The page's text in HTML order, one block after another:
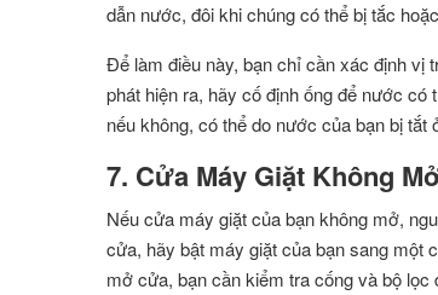
dẫn nước, đôi khi chúng có thể bị tắc
Để làm điều này, bạn chỉ cần xác định vị
phát hiện ra, hãy cố định ống để nước
nếu không, có thể do nước của bạn bị
7. Cửa Máy Giặt Không
Nếu cửa máy giặt của bạn không mở,
cửa, hãy bật máy giặt của bạn sang một
mở cửa, bạn cần kiểm tra cống và bộ